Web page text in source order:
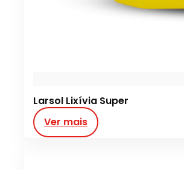
Larsol Lixívia Super
Ver mais